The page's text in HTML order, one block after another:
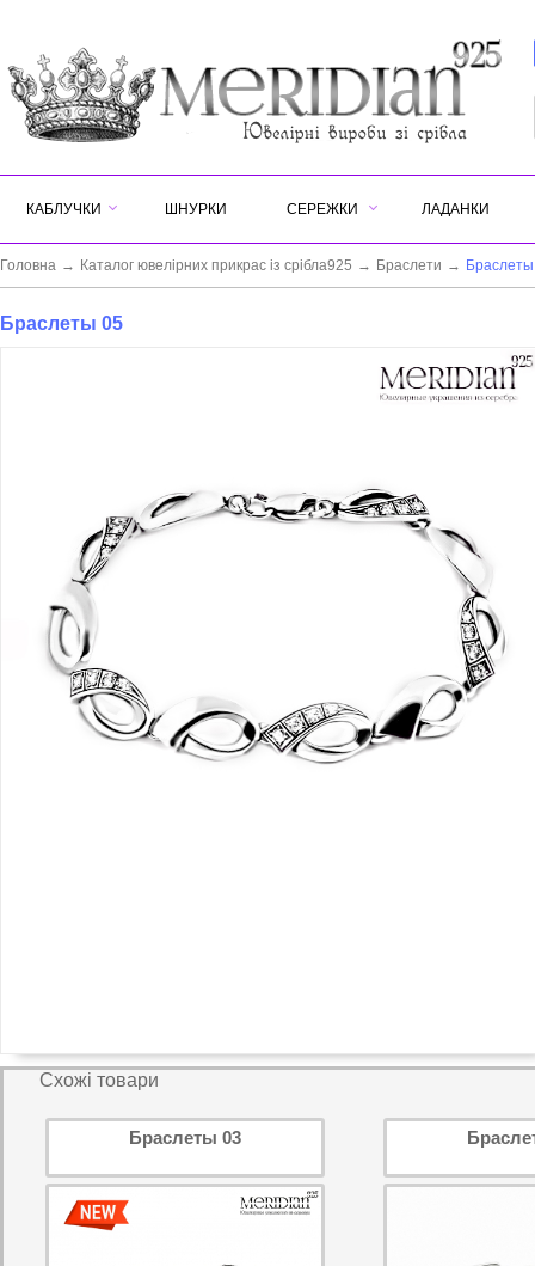
КАБЛУЧКИ ШНУРКИ СЕРЕЖКИ ЛАДАНКИ
Головна → Каталог ювелірних прикрас із срібла925 → Браслети →
Браслеты 05
Схожі товари
Браслеты 03